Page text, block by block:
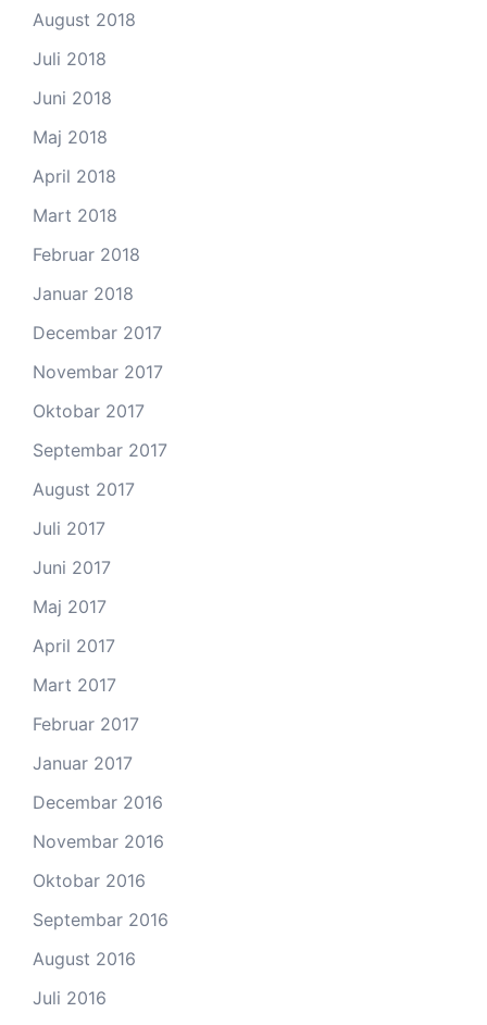
August 2018
Juli 2018
Juni 2018
Maj 2018
April 2018
Mart 2018
Februar 2018
Januar 2018
Decembar 2017
Novembar 2017
Oktobar 2017
Septembar 2017
August 2017
Juli 2017
Juni 2017
Maj 2017
April 2017
Mart 2017
Februar 2017
Januar 2017
Decembar 2016
Novembar 2016
Oktobar 2016
Septembar 2016
August 2016
Juli 2016